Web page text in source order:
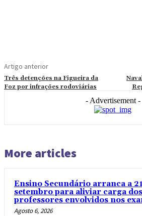
Artigo anterior
Três detenções na Figueira da
Foz por infrações rodoviárias
- Advertisement -
More articles
Ensino Secundário arranca a
setembro para aliviar carga dos
professores envolvidos nos
Agosto 6, 2026